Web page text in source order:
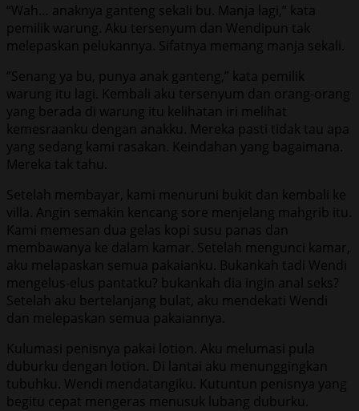
“Wah… anaknya ganteng sekali bu. Manja lagi,” kata
pemilik warung. Aku tersenyum dan Wendipun tak
melepaskan pelukannya. Sifatnya memang manja sekali.
“Senang ya bu, punya anak ganteng,” kata pemilik
warung itu lagi. Kembali aku tersenyum dan orang-orang
yang berada di warung itu kelihatan iri melihat
kemesraanku dengan anakku. Mereka pasti tidak tau apa
yang sedang kami rasakan. Keindahan yang bagaimana.
Mereka tak tahu.
Setelah membayar, kami menuruni bukit dan kembali ke
villa. Angin semakin kencang sore menjelang mahgrib itu.
Kami memesan dua gelas kopi susu panas dan
membawanya ke dalam kamar. Setelah mengunci kamar,
aku melapaskan semua pakaianku. Bukankah tadi Wendi
mengelus-elus pantatku? bukankah dia ingin anal seks?
Setelah aku bertelanjang bulat, aku mendekati Wendi
dan melepaskan semua pakaiannya.
Kulumasi penisnya pakai lotion. Aku melumasi pula
duburku dengan lotion. Di lantai aku menunggingkan
tubuhku. Wendi mendatangiku. Kutuntun penisnya yang
begitu cepat mengeras menusuk lubang duburku.